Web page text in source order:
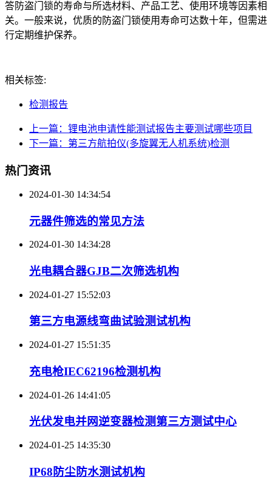
答防盗门锁的寿命与所选材料、产品工艺、使用环境等因素相
关。一般来说，优质的防盗门锁使用寿命可达数十年，但需进
行定期维护保养。
相关标签:
检测报告
上一篇：锂电池申请性能测试报告主要测试哪些项目
下一篇：第三方航拍仪(多旋翼无人机系统)检测
热门资讯
2024-01-30 14:34:54
元器件筛选的常见方法
2024-01-30 14:34:28
光电耦合器GJB二次筛选机构
2024-01-27 15:52:03
第三方电源线弯曲试验测试机构
2024-01-27 15:51:35
充电枪IEC62196检测机构
2024-01-26 14:41:05
光伏发电并网逆变器检测第三方测试中心
2024-01-25 14:35:30
IP68防尘防水测试机构